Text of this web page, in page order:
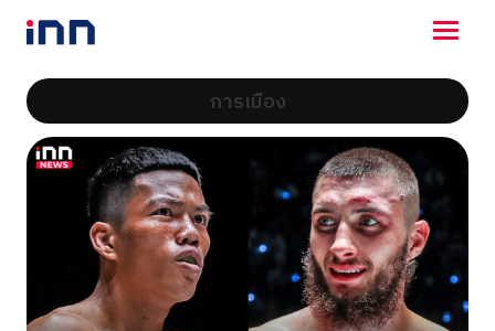
NEWS
ENTERTAINMENT
LIFESTYLE
HOROSCOPE
LOTTERY
ร่วมด้วยช่วยกัน
การเมือง